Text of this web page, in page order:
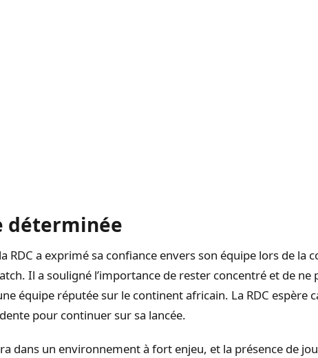
déterminée
RDC a exprimé sa confiance envers son équipe lors de la
Il a souligné l’importance de rester concentré et de ne
équipe réputée sur le continent africain. La RDC espère
pour continuer sur sa lancée.
dans un environnement à fort enjeu, et la présence de